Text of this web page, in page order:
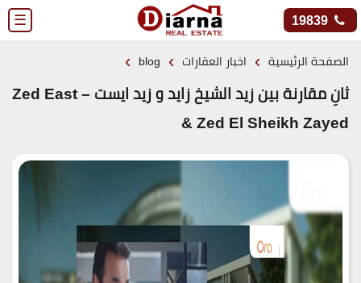
☰ 19839
الصفحة الرئيسية › اخبار العقارات ›
blog
›
ثانِ مقارنة بين زيد الشيخ زايد و زيد ايست – Zed East
& Zed El Sheikh Zayed